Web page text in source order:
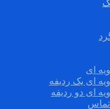
ای
ای یک ردیفه
ای دو ردیفه
تماس